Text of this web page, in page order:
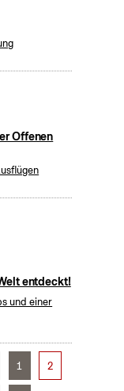
Offenen
entdeckt!
und einer
1 2